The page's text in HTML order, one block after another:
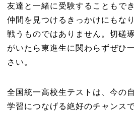
友達と一緒に受験することもで
仲間を見つけるきっかけにもな
戦うものではありません。切磋
がいたら東進生に関わらずぜひ
さい。
全国統一高校生テストは、今の
学習につなげる絶好のチャンスで